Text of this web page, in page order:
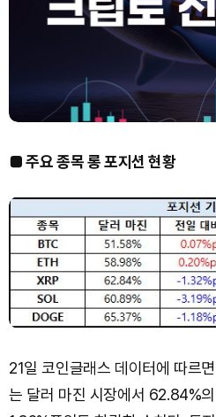
■ 주요 종목 롱 포지션 현황
21일 코인글래스 데이터에 따르
는 달러 마진 시장에서 62.84%